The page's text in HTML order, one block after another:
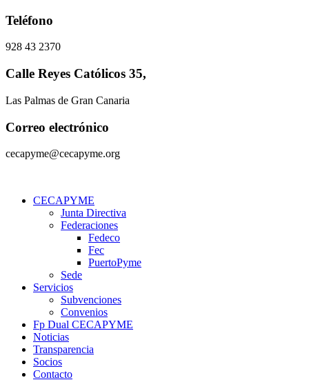
Ir
contenido
Teléfono
928 43 2370
Calle Reyes Católicos 35,
Las Palmas de Gran Canaria
Correo electrónico
cecapyme@cecapyme.org
CECAPYME
Junta Directiva
Federaciones
Fedeco
Fec
PuertoPyme
Sede
Servicios
Subvenciones
Convenios
Fp Dual CECAPYME
Noticias
Transparencia
Socios
Contacto